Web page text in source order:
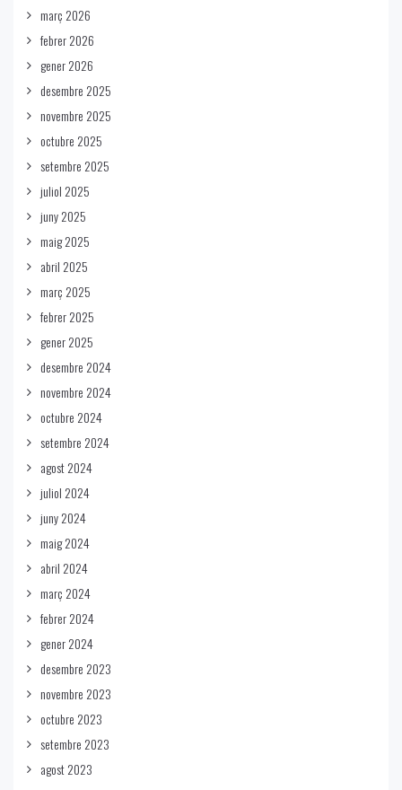
març 2026
febrer 2026
gener 2026
desembre 2025
novembre 2025
octubre 2025
setembre 2025
juliol 2025
juny 2025
maig 2025
abril 2025
març 2025
febrer 2025
gener 2025
desembre 2024
novembre 2024
octubre 2024
setembre 2024
agost 2024
juliol 2024
juny 2024
maig 2024
abril 2024
març 2024
febrer 2024
gener 2024
desembre 2023
novembre 2023
octubre 2023
setembre 2023
agost 2023